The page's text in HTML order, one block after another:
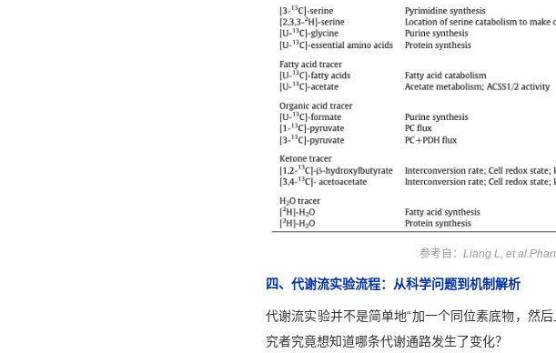
参考自： Liang L, et
四、代谢流实验流程：从科学问题到机制解析
代谢流实验并不是简单地“加一个同位素底物，然
究者究竟想知道哪条代谢通路发生了变化？